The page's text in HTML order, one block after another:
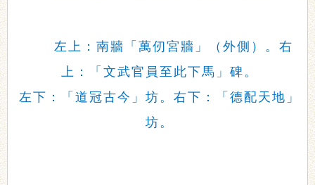
左上：南牆「萬仞宮牆」（外側）。右
上：「文武官員至此下馬」碑。
左下：「道冠古今」坊。右下：「德配天地」
坊。